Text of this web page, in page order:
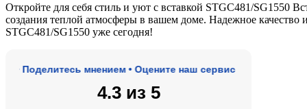
Откройте для себя стиль и уют с вставкой STGC481/SG1550
создания теплой атмосферы в вашем доме. Надежное
STGC481/SG1550 уже сегодня!
мнением • Оцените наш сервис
4.3 из 5★★★★★